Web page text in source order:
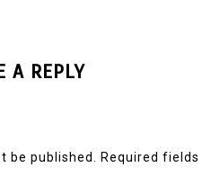
A REPLY
be published.
Required fields